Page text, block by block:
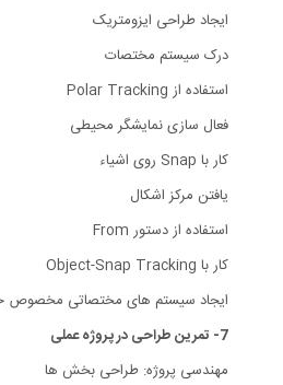
ایجاد طراحی ایزومتریک
درک سیستم مختصات
استفاده از Polar Tracking
فعال سازی نمایشگر محیطی
کار با Snap روی اشیاء
یافتن مرکز اشکال
استفاده از دستور From
کار با Object-Snap Tracking
ایجاد سیستم های مختصاتی مخصوص
7- تمرین طراحی در پروژه عملی
مهندسی پروژه: طراحی بخش ها